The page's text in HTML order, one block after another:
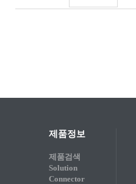
제품정보
제품검색
Solution
Connector